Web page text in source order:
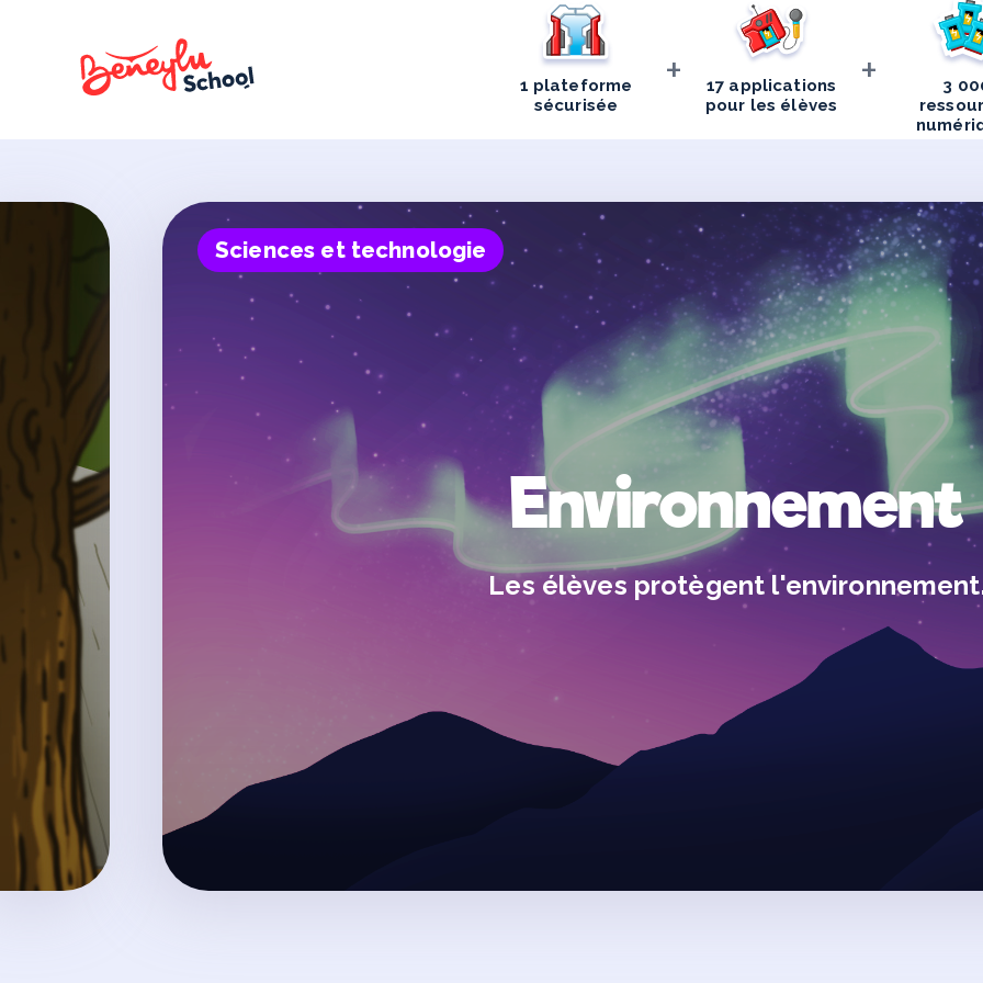
1 plateforme
sécurisée
+
17 applications
pour les élèves
+
3
Environnement
Les élèves protègent
Sciences et technologie